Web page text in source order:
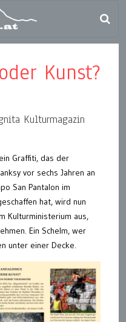
Kunst?
Kulturmagazin
Graffiti, das der
vor sechs Jahren an
San Pantalon im
hat, wird nun
Kulturministerium aus,
Ein Schelm, wer
unter einer Decke.